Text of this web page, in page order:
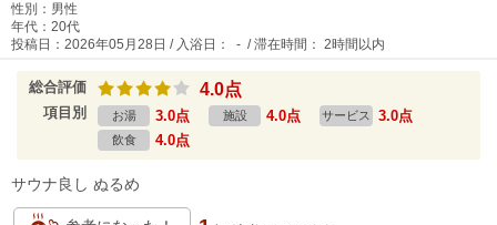
性別：男性
年代：20代
投稿日：2026年05月28日 / 入浴日： - / 滞在時間： 2時間以内
総合評価 4.0点
項目別 お湯 3.0点 施設 4.0点 サービス 3.0点
飲食 4.0点
サウナ良し ぬるめ